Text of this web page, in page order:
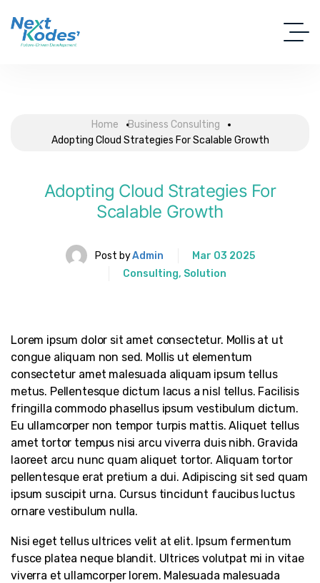
Home
Business Consulting
Adopting Cloud Strategies For Scalable Growth
Adopting Cloud Strategies For
Scalable Growth
Post byAdmin
Mar 03 2025
Consulting, Solution
Lorem ipsum dolor sit amet consectetur. Mollis at ut
congue aliquam non sed. Mollis ut elementum
consectetur amet malesuada aliquam ipsum tellus
metus. Pellentesque dictum lacus a nisl tellus. Facilisis
fringilla commodo phasellus ipsum vestibulum dictum.
Eu ullamcorper non tempor turpis mattis. Aliquet tellus
amet tortor tempus nisi arcu viverra duis nibh. Gravida
laoreet arcu nunc quam aliquet tortor. Aliquam tortor
pellentesque erat pretium a dui. Adipiscing sit sed quam
ipsum suscipit urna. Cursus tincidunt faucibus luctus
ornare vestibulum nulla.
Nisi eget tellus ultrices velit at elit. Ipsum fermentum
fusce platea neque blandit. Ultrices volutpat mi in vitae
viverra et ullamcorper lorem. Malesuada malesuada